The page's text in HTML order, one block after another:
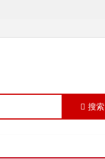
搜索